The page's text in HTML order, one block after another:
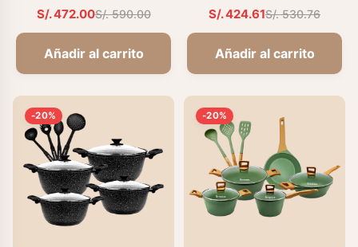
S/. 472.00S/. 590.00
Añadir al carrito
S/. 424.61S/. 530.76
Añadir al carrito
-20% -20%